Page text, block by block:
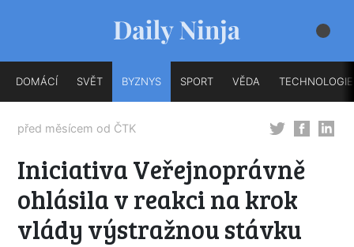
DOMÁCÍ SVĚT BYZNYS SPORT VĚDA TECHNOLOGIE
před měsícem od ČTK
Iniciativa Veřejnoprávně
ohlásila v reakci na krok
vlády výstražnou stávku